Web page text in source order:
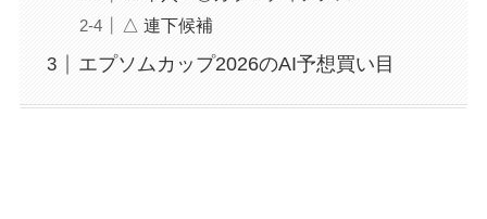
△ 連下候補
エプソムカップ2026のAI予想買い目